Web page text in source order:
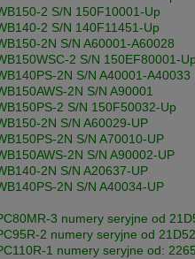
2 S/N 150F10001-Up
2 S/N 140F11451-Up
2N S/N A60001-A60028
2 S/N 150EF80001-Up
2N S/N A40001-A40033
2N S/N A90001
2 S/N 150F50032-Up
2N S/N A60029-UP
2N S/N A70010-UP
2N S/N A90002-UP
2N S/N A20637-UP
2N S/N A40034-UP
3 numery seryjne od
2 numery seryjne od
1 numery seryjne od: